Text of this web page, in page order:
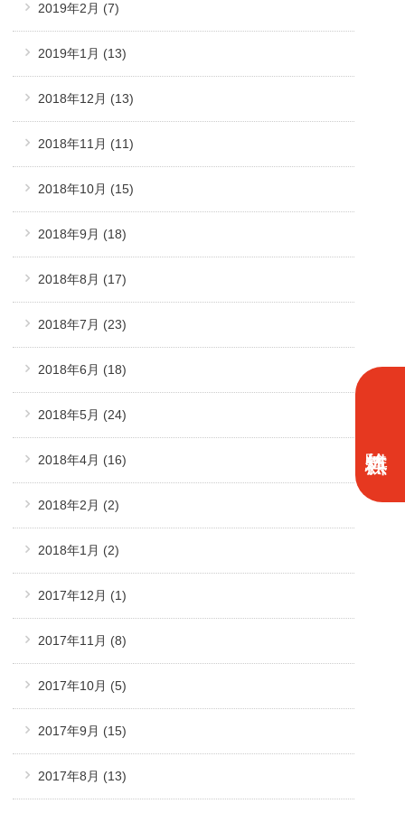
2019年2月 (7)
2019年1月 (13)
2018年12月 (13)
2018年11月 (11)
2018年10月 (15)
2018年9月 (18)
2018年8月 (17)
2018年7月 (23)
2018年6月 (18)
2018年5月 (24)
2018年4月 (16)
2018年2月 (2)
2018年1月 (2)
2017年12月 (1)
2017年11月 (8)
2017年10月 (5)
2017年9月 (15)
2017年8月 (13)